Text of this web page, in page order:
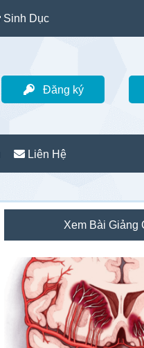
Sinh Dục
Đăng ký
Liên Hệ
Sidebar
chính
Xem Bài Giảng